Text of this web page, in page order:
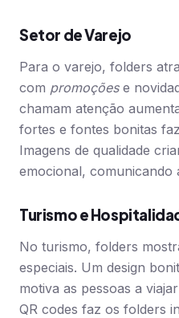
Setor de Varejo
Para o varejo, folders
com promoçõese
chamam atenção
fortes e fontes bonitas
Imagens de qualidade
emocional, comunicando
Turismo e
No turismo, folders
especiais. Um design
motiva as pessoas a
QR codes faz os folders